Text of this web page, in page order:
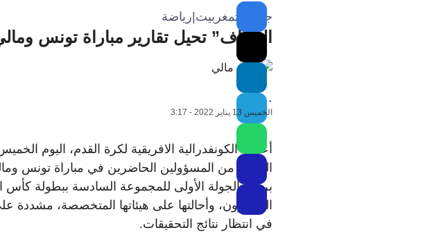
جريدة تمغربيت رياضة
الـ”كاف” تحيل تقارير مباراة تونس
.
الخميس 13 يناير 2022 - 3:17
أعلنت الكونفدرالية الافريقية لكرة القدم، اليوم
اللازمة من المسؤولين الحاضرين في مباراة تونس
برسم الجولة الأولى للمجموعة السادسة ببطولة كأس
الكاميرون، وأحالتها على هيئاتها المتخصصة، مشددة
في انتظار نتائج التحقيقات.